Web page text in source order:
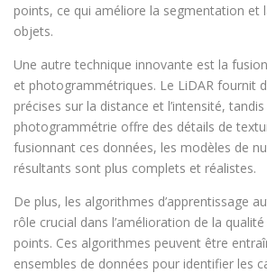
points, ce qui améliore la segmentation et
objets.
Une autre technique innovante est la
et photogrammétriques. Le LiDAR fournit
précises sur la distance et l’intensité,
photogrammétrie offre des détails de
fusionnant ces données, les modèles de
résultants sont plus complets et réalistes.
De plus, les algorithmes d’apprentissage
rôle crucial dans l’amélioration de la
points. Ces algorithmes peuvent être
ensembles de données pour identifier les